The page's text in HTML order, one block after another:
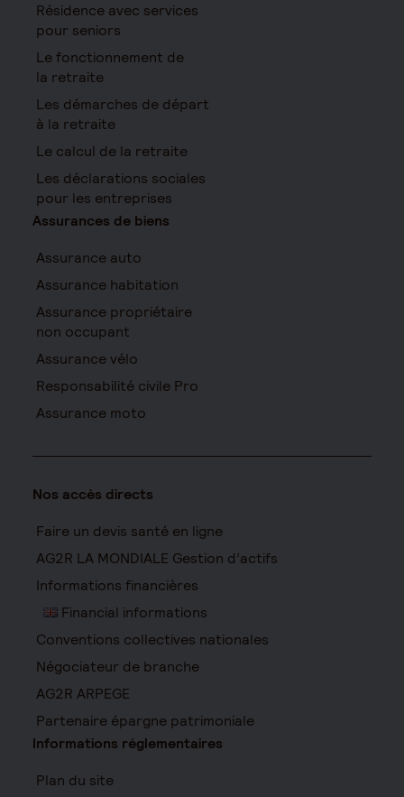
Résidence avec services
pour seniors
Le fonctionnement de
la retraite
Les démarches de départ
à la retraite
Le calcul de la retraite
Les déclarations sociales
pour les entreprises
Assurances de biens
Assurance auto
Assurance habitation
Assurance propriétaire
non occupant
Assurance vélo
Responsabilité civile Pro
Assurance moto
Nos accès directs
Faire un devis santé en ligne
AG2R LA MONDIALE Gestion d’actifs
Informations financières
Financial informations
Conventions collectives nationales
Négociateur de branche
AG2R ARPEGE
Partenaire épargne patrimoniale
Informations réglementaires
Plan du site